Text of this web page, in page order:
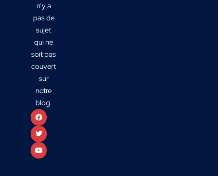
n’y a
pas de
sujet
qui ne
soit pas
couvert
sur
notre
blog.